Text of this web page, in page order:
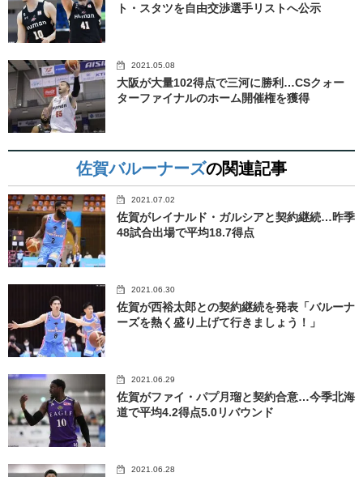
ト・スタツを自由交渉選手リストへ公示
2021.05.08
大阪が大量102得点で三河に勝利…CSクォー
ターファイナルのホーム開催権を獲得
佐賀バルーナーズの関連記事
2021.07.02
佐賀がレイナルド・ガルシアと契約継続…昨季
48試合出場で平均18.7得点
2021.06.30
佐賀が西裕太郎との契約継続を発表「バルーナ
ーズを熱く盛り上げて行きましょう！」
2021.06.29
佐賀がファイ・パプ月瑠と契約合意…今季北海
道で平均4.2得点5.0リバウンド
2021.06.28